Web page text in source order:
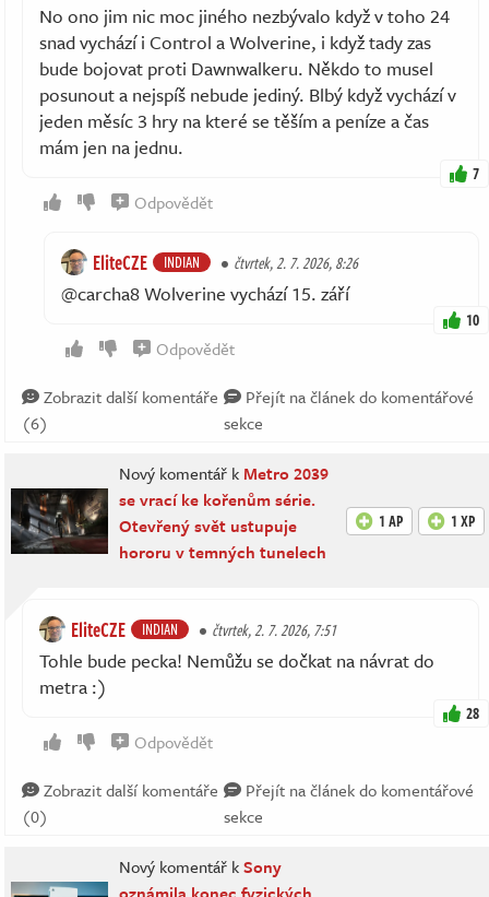
No ono jim nic moc jiného nezbývalo když v toho 24
snad vychází i Control a Wolverine, i když tady zas
bude bojovat proti Dawnwalkeru. Někdo to musel
posunout a nejspíš nebude jediný. Blbý když vychází v
jeden měsíc 3 hry na které se těším a peníze a čas
mám jen na jednu.
7
Odpovědět
EliteCZE INDIAN čtvrtek, 2. 7. 2026, 8:26
@carcha8 Wolverine vychází 15. září
10
Odpovědět
Zobrazit další komentáře
(6)
Přejít na článek do komentářové
sekce
Nový komentář k Metro 2039
se vrací ke kořenům série.
Otevřený svět ustupuje
hororu v temných tunelech
1 AP 1 XP
EliteCZE INDIAN čtvrtek, 2. 7. 2026, 7:51
Tohle bude pecka! Nemůžu se dočkat na návrat do
metra :)
28
Odpovědět
Zobrazit další komentáře
(0)
Přejít na článek do komentářové
sekce
Nový komentář kSony